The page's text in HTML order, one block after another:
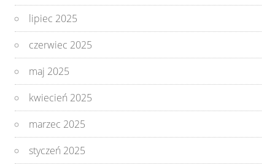
lipiec 2025
czerwiec 2025
maj 2025
kwiecień 2025
marzec 2025
styczeń 2025